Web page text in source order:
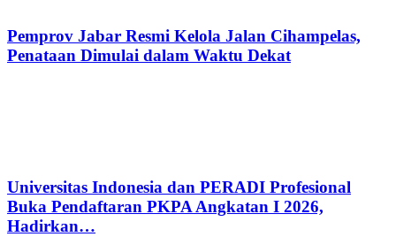
Pemprov Jabar Resmi Kelola Jalan Cihampelas,
Penataan Dimulai dalam Waktu Dekat
Universitas Indonesia dan PERADI Profesional
Buka Pendaftaran PKPA Angkatan I 2026,
Hadirkan…